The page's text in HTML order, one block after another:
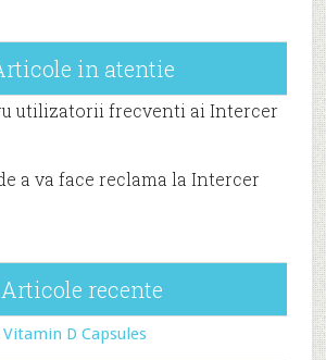
in atentie
utilizatorii frecventi ai Intercer
a va face reclama la Intercer
Articole recente
D Capsules